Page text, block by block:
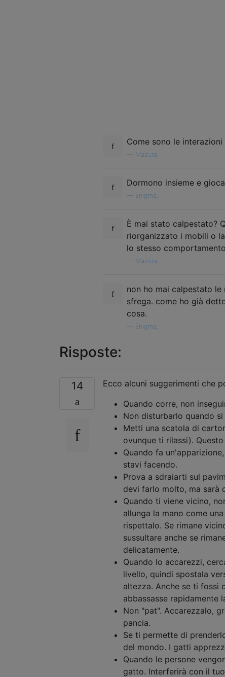
Come sono le
Mazura,
Dormono insieme e
Enigma,
È mai stato calpestato?
riorganizzato i mobili o
lo stesso
Mazura,
non ho mai calpestato
sfrega. come ho già
cosa.
Enigma,
Risposte:
14
Ecco alcuni suggerimenti che
Quando corre, non
Non disturbarlo quando si
Metti una scatola di
ovunque ti rilassi).
Quando fa
stavi facendo.
Prova a sdraiarti sul
devi farlo molto, ma sarà
Quando ti viene vicino,
allunga la mano come
rispettalo. Se rimane
sussultare anche se
delicatamente.
Quando lo accarezzi,
livello, quindi spostala
altezza. Anche se ti fossi
abbassasse rapidamente
Non "pat". Accarezzalo,
pancia.
Se ti permette di
del mondo. I gatti
Quando le persone
gatto. Interferirà con il